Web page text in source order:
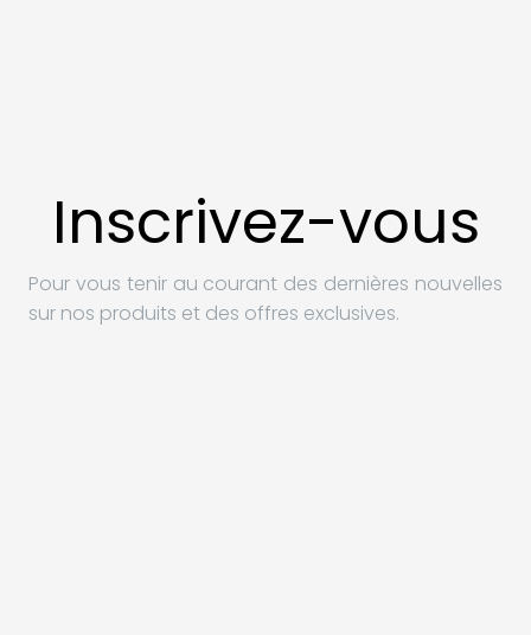
Inscrivez-vous
Pour vous tenir au courant des dernières nouvelles
sur nos produits et des offres exclusives.